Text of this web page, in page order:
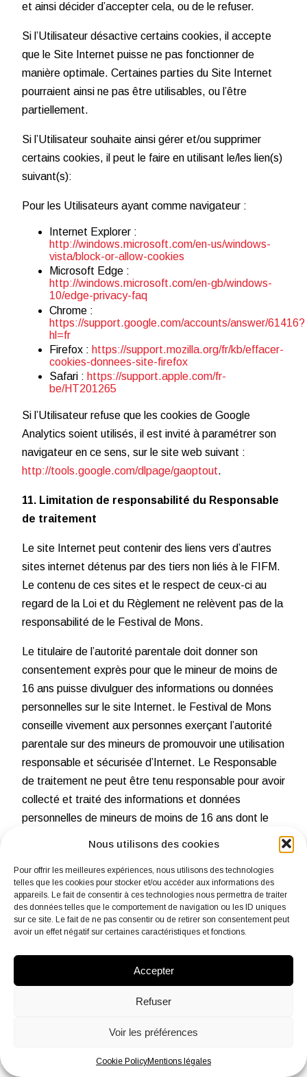
Nous utilisons des cookies
Pour offrir les meilleures expériences, nous utilisons des technologies
telles que les cookies pour stocker et/ou accéder aux informations des
appareils. Le fait de consentir à ces technologies nous permettra de traiter
des données telles que le comportement de navigation ou les ID uniques
sur ce site. Le fait de ne pas consentir ou de retirer son consentement peut
avoir un effet négatif sur certaines caractéristiques et fonctions.
Accepter
Refuser
Voir les préférences
Cookie PolicyMentions légales
et ainsi décider d’accepter cela, ou de le refuser.
Si l’Utilisateur désactive certains cookies, il accepte
que le Site Internet puisse ne pas fonctionner de
manière optimale. Certaines parties du Site Internet
pourraient ainsi ne pas être utilisables, ou l’être
partiellement.
Si l’Utilisateur souhaite ainsi gérer et/ou supprimer
certains cookies, il peut le faire en utilisant le/les lien(s)
suivant(s):
Pour les Utilisateurs ayant comme navigateur :
Internet Explorer :
http://windows.microsoft.com/en-us/windows-
vista/block-or-allow-cookies
Microsoft Edge :
http://windows.microsoft.com/en-gb/windows-
10/edge-privacy-faq
Chrome :
https://support.google.com/accounts/answer/61416?
hl=fr
Firefox : https://support.mozilla.org/fr/kb/effacer-
cookies-donnees-site-firefox
Safari : https://support.apple.com/fr-
be/HT201265
Si l’Utilisateur refuse que les cookies de Google
Analytics soient utilisés, il est invité à paramétrer son
navigateur en ce sens, sur le site web suivant :
http://tools.google.com/dlpage/gaoptout.
11. Limitation de responsabilité du Responsable
de traitement
Le site Internet peut contenir des liens vers d’autres
sites internet détenus par des tiers non liés à le FIFM.
Le contenu de ces sites et le respect de ceux-ci au
regard de la Loi et du Règlement ne relèvent pas de la
responsabilité de le Festival de Mons.
Le titulaire de l’autorité parentale doit donner son
consentement exprès pour que le mineur de moins de
16 ans puisse divulguer des informations ou données
personnelles sur le site Internet. le Festival de Mons
conseille vivement aux personnes exerçant l’autorité
parentale sur des mineurs de promouvoir une utilisation
responsable et sécurisée d’Internet. Le Responsable
de traitement ne peut être tenu responsable pour avoir
collecté et traité des informations et données
personnelles de mineurs de moins de 16 ans dont le
incorrectes -notamment concernant l’âge- introduites
par des mineurs. En aucun cas, des données
personnelles ne seront traitées par le Responsable de
traitement si l’Utilisateur précise qu’il est âgé de moins
le Festival de Mons n’est pas responsable de la perte,
de la corruption ou du vol de données personnelles
des attaques informatiques.